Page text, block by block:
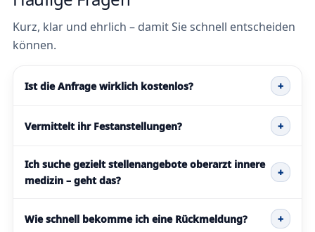
Kurz, klar und ehrlich – damit Sie schnell entscheiden
können.
Ist die Anfrage wirklich kostenlos? +
Vermittelt ihr Festanstellungen? +
Ich suche gezielt stellenangebote oberarzt innere
medizin – geht das?
+
Wie schnell bekomme ich eine Rückmeldung? +